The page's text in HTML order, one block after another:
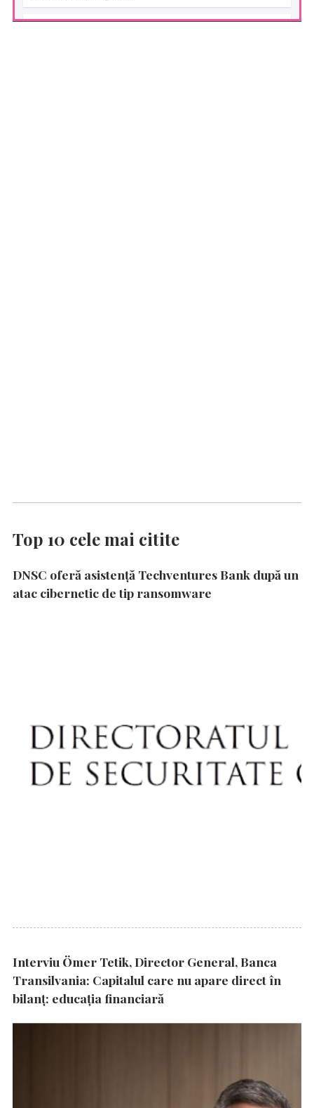
Top 10 cele mai citite
DNSC oferă asistență Techventures Bank după un
atac cibernetic de tip ransomware
Interviu Ömer Tetik, Director General, Banca
Transilvania: Capitalul care nu apare direct în
bilanț: educația financiară